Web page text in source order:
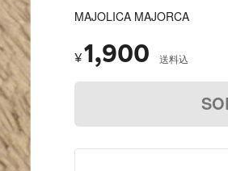
MAJOLICA MAJORCA
¥1,900 送料込